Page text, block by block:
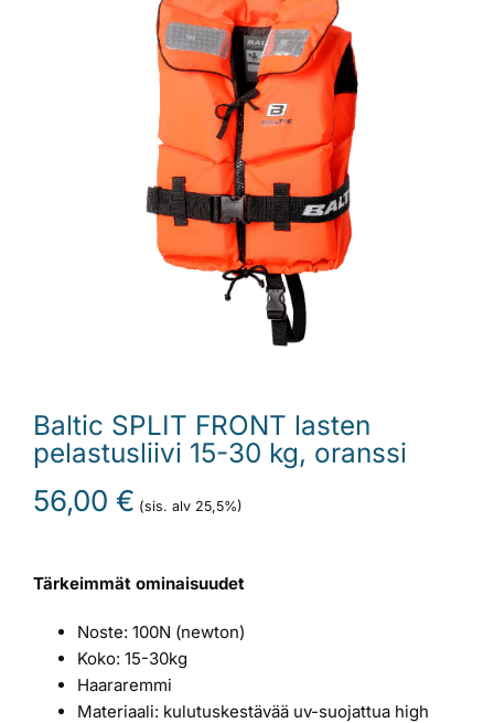
Asiakaskokemuksia
Baltic SPLIT FRONT lasten
pelastusliivi 15-30 kg, oranssi
56,00 € (sis. alv 25,5%)
Tärkeimmät ominaisuudet
Noste: 100N (newton)
Koko: 15-30kg
Haararemmi
Materiaali: kulutuskestävää uv-suojattua high